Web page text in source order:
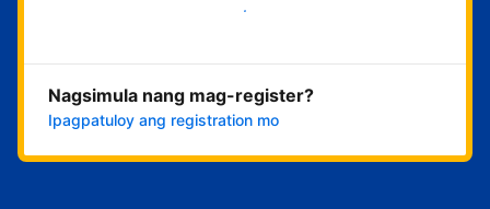
Magsimula na
Nagsimula nang mag-register?
Ipagpatuloy ang registration mo